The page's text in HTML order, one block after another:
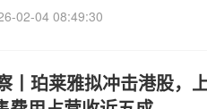
02-04 08:49:30
丨珀莱雅拟冲击港股，